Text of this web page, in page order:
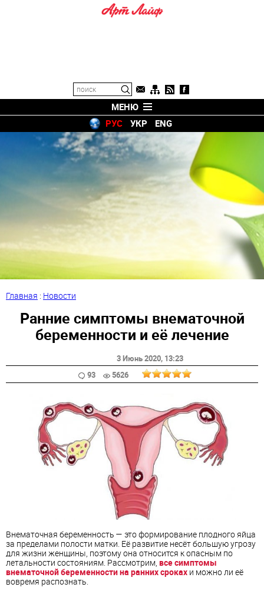
МЕНЮ
РУС
УКР ENG
Главная : Новости
Ранние симптомы внематочной
беременности и её лечение
3 Июнь 2020, 13:23
93
5626
Внематочная беременность — это формирование плодного яйца
за пределами полости матки. Её развитие несёт большую угрозу
для жизни женщины, поэтому она относится к опасным по
летальности состояниям. Рассмотрим, все симптомы
внематочной беременности на ранних сроках и можно ли её
вовремя распознать.